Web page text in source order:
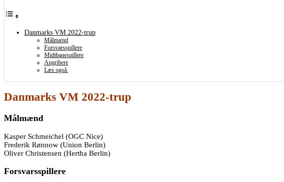
Danmarks VM 2022-trup
Målmænd
Forsvarsspillere
Midtbanespillere
Angribere
Læs også:
Danmarks VM 2022-trup
Målmænd
Kasper Schmeichel (OGC Nice)
Frederik Rønnow (Union Berlin)
Oliver Christensen (Hertha Berlin)
Forsvarsspillere